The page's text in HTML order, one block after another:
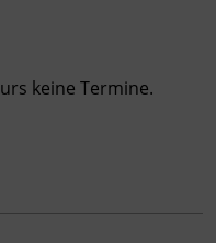
keine Termine.